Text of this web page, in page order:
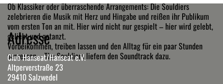
Ob Klassiker oder überraschende Arrangements: Die Souldiers
zelebrieren die Musik mit Herz und Hingabe und reißen ihr Publikum
vom ersten Ton an mit. Hier wird nicht nur gespielt – hier wird gelebt,
geliebt und getanzt.
Vorbeikommen, treiben lassen und den Alltag für ein paar Stunden
vergessen – The Souldiers liefern den Soundtrack dazu.
Adresse
Club Hanseat/Hanseat e.V.
Altperverstraße 23
29410 Salzwedel